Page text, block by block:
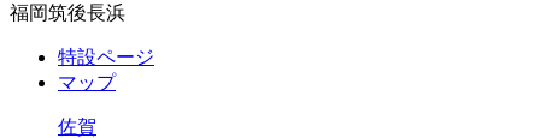
福岡筑後長浜
特設ページ
マップ
佐賀